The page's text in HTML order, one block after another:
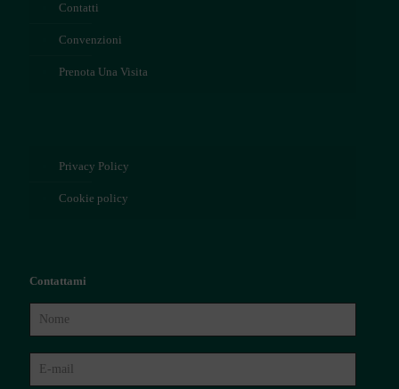
Contatti
Convenzioni
Prenota Una Visita
Privacy Policy
Cookie policy
Contattami